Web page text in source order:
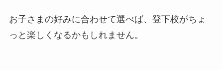
お子さまの好みに合わせて選べば、登下校がちょ
っと楽しくなるかもしれません。